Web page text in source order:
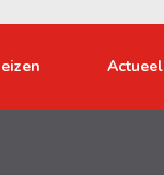
Actueel